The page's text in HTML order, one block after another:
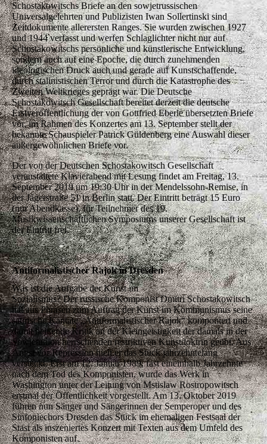
Schostakowitschs Briefe an den sowjetrussischen
Universalgelehrten und Publizisten Iwan Sollertinski sind
Zeitdokumente allerersten Ranges. Sie wurden zwischen 1927
und 1944 verfasst und werfen Schlaglichter nicht nur auf
Schostakowitschs persönliche und künstlerische Entwicklung,
sondern auch auf eine Epoche, die durch zunehmenden
ideologischen Druck auch und gerade auf Kunstschaffende,
durch stalinistischen Terror und durch die Katastrophe des
Zweiten Weltkrieges geprägt war. Die Deutsche
Schostakowitsch Gesellschaft bereitet derzeit die deutsche
Erstveröffentlichung der von Gottfried Eberle übersetzten Briefe
vor, im Rahmen des Konzertes am 13. September stellt der
bekannte Schauspieler Patrick Güldenberg eine Auswahl dieser
außergewöhnlichen Briefe vor.
Der von der Deutschen Schostakowitsch Gesellschaft
veranstaltete Klavierabend mit Lesung findet am Freitag, 13.
September 2019 um 19:30 Uhr in der Mendelssohn-Remise, in
der Jägerstraße 51 in Berlin statt. Der Eintritt beträgt 15 Euro
(nur Abendkasse), für Teilnehmer des 19.
Musikwissenschaftlichen Symposiums unserer Gesellschaft ist
der Eintritt frei.
Antiformalistischer Rajok in Dresden
Was ist die Aufgabe der Kunst im
Sozialismus? Der russische Komponist Dmitri Schostakowitsch
hat aus Phrasen zum Auftrag der Kunst im Kommunismus seine
satirische Kantate „Antiformalistischer Rajok“ komponiert und
damit beißende Kritik an der Kleingeistigkeit der damals in der
Sowjetunion herrschenden restriktiven Kunstdoktrin geübt. Aus
Angst vor Repression hielt er das Stück jahrzehntelang
versteckt. Erst am 12. Januar 1989, fast eineinhalb Jahrzehnte
nach dem Tod des Komponisten, wurde das Werk in
Washington unter der Leitung von Mstislaw Rostropowitsch
erstmal der Öffentlichkeit vorgestellt. Am 13. Oktober 2019
führen nun Sänger und Sängerinnen der Semperoper und des
Sinfoniechors Dresden das Stück im ehemaligen Festsaal der
Stasi als inszeniertes Konzert mit Texten aus dem Umfeld des
Komponisten auf.